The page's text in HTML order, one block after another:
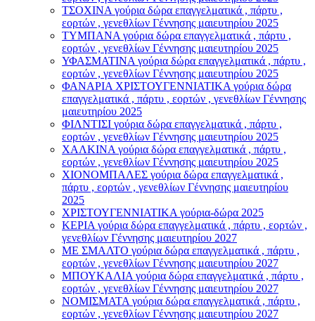
ΤΣΟΧΙΝΑ γούρια δώρα επαγγελματικά , πάρτυ ,
εορτών , γενεθλίων Γέννησης μαιευτηρίου 2025
ΤΥΜΠΑΝΑ γούρια δώρα επαγγελματικά , πάρτυ ,
εορτών , γενεθλίων Γέννησης μαιευτηρίου 2025
ΥΦΑΣΜΑΤΙΝΑ γούρια δώρα επαγγελματικά , πάρτυ ,
εορτών , γενεθλίων Γέννησης μαιευτηρίου 2025
ΦΑΝΑΡΙΑ ΧΡΙΣΤΟΥΓΕΝΝΙΑΤΙΚΑ γούρια δώρα
επαγγελματικά , πάρτυ , εορτών , γενεθλίων Γέννησης
μαιευτηρίου 2025
ΦΙΛΝΤΙΣΙ γούρια δώρα επαγγελματικά , πάρτυ ,
εορτών , γενεθλίων Γέννησης μαιευτηρίου 2025
ΧΑΛΚΙΝΑ γούρια δώρα επαγγελματικά , πάρτυ ,
εορτών , γενεθλίων Γέννησης μαιευτηρίου 2025
ΧΙΟΝΟΜΠΑΛΕΣ γούρια δώρα επαγγελματικά ,
πάρτυ , εορτών , γενεθλίων Γέννησης μαιευτηρίου
2025
ΧΡΙΣΤΟΥΓΕΝΝΙΑΤΙΚΑ γούρια-δώρα 2025
ΚΕΡΙΑ γούρια δώρα επαγγελματικά , πάρτυ , εορτών ,
γενεθλίων Γέννησης μαιευτηρίου 2027
ΜΕ ΣΜΑΛΤΟ γούρια δώρα επαγγελματικά , πάρτυ ,
εορτών , γενεθλίων Γέννησης μαιευτηρίου 2027
ΜΠΟΥΚΑΛΙΑ γούρια δώρα επαγγελματικά , πάρτυ ,
εορτών , γενεθλίων Γέννησης μαιευτηρίου 2027
ΝΟΜΙΣΜΑΤΑ γούρια δώρα επαγγελματικά , πάρτυ ,
εορτών , γενεθλίων Γέννησης μαιευτηρίου 2027